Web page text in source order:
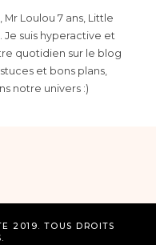
Mr Loulou 7 ans, Little
Je suis hyperactive et
quotidien sur le blog
et bons plans,
notre univers :)
2019. TOUS DROITS